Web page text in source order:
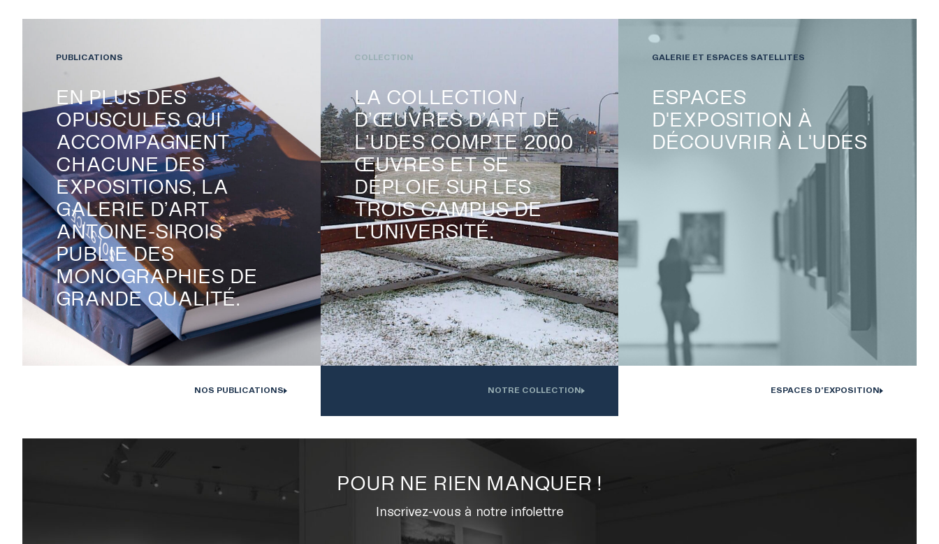
PUBLICATIONS
COLLECTION
ÉVÉNEMENTS ET ACTIVITÉS
À PROPOS
NOUS JOINDRE
CENTRE CULTUREL DE L’UNIVERSITÉ DE SHERBROOKE
Monographies Solstice de Bertrand Carrière et Isabelle Hayeur. Photo : D.
EN PLUS DES
OPUSCULES QUI
ACCOMPAGNENT
CHACUNE DES
EXPOSITIONS, LA
GALERIE D’ART
ANTOINE-SIROIS
PUBLIE DES
MONOGRAPHIES DE
GRANDE QUALITÉ.
PUBLICATIONS
NOS PUBLICATIONS
Oeuvre installée devant l'Institution interdisciplinaire d'innovation
LA COLLECTION
D’ŒUVRES D’ART DE
L’UDES COMPTE 2000
ŒUVRES ET SE
DÉPLOIE SUR LES
TROIS CAMPUS DE
L’UNIVERSITÉ.
COLLECTION
NOTRE COLLECTION
ESPACES
D'EXPOSITION À
DÉCOUVRIR À L'UDES
GALERIE ET ESPACES SATELLITES
ESPACES D'EXPOSITION
POUR NE RIEN MANQUER !
Inscrivez-vous à notre infolettre